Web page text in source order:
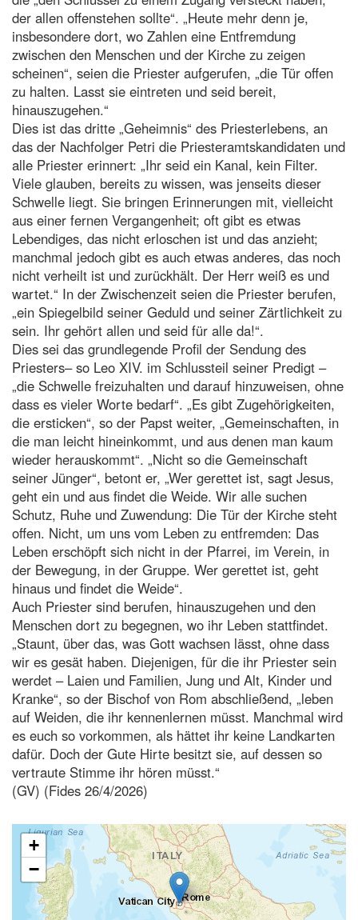
der allen offenstehen sollte“. „Heute mehr denn je,
insbesondere dort, wo Zahlen eine Entfremdung
zwischen den Menschen und der Kirche zu zeigen
scheinen“, seien die Priester aufgerufen, „die Tür offen
zu halten. Lasst sie eintreten und seid bereit,
hinauszugehen.“
Dies ist das dritte „Geheimnis“ des Priesterlebens, an
das der Nachfolger Petri die Priesteramtskandidaten und
alle Priester erinnert: „Ihr seid ein Kanal, kein Filter.
Viele glauben, bereits zu wissen, was jenseits dieser
Schwelle liegt. Sie bringen Erinnerungen mit, vielleicht
aus einer fernen Vergangenheit; oft gibt es etwas
Lebendiges, das nicht erloschen ist und das anzieht;
manchmal jedoch gibt es auch etwas anderes, das noch
nicht verheilt ist und zurückhält. Der Herr weiß es und
wartet.“ In der Zwischenzeit seien die Priester berufen,
„ein Spiegelbild seiner Geduld und seiner Zärtlichkeit zu
sein. Ihr gehört allen und seid für alle da!“.
Dies sei das grundlegende Profil der Sendung des
Priesters– so Leo XIV. im Schlussteil seiner Predigt –
„die Schwelle freizuhalten und darauf hinzuweisen, ohne
dass es vieler Worte bedarf“. „Es gibt Zugehörigkeiten,
die ersticken“, so der Papst weiter, „Gemeinschaften, in
die man leicht hineinkommt, und aus denen man kaum
wieder herauskommt“. „Nicht so die Gemeinschaft
seiner Jünger“, betont er, „Wer gerettet ist, sagt Jesus,
geht ein und aus findet die Weide. Wir alle suchen
Schutz, Ruhe und Zuwendung: Die Tür der Kirche steht
offen. Nicht, um uns vom Leben zu entfremden: Das
Leben erschöpft sich nicht in der Pfarrei, im Verein, in
der Bewegung, in der Gruppe. Wer gerettet ist, geht
hinaus und findet die Weide“.
Auch Priester sind berufen, hinauszugehen und den
Menschen dort zu begegnen, wo ihr Leben stattfindet.
„Staunt, über das, was Gott wachsen lässt, ohne dass
wir es gesät haben. Diejenigen, für die ihr Priester sein
werdet – Laien und Familien, Jung und Alt, Kinder und
Kranke“, so der Bischof von Rom abschließend, „leben
auf Weiden, die ihr kennenlernen müsst. Manchmal wird
es euch so vorkommen, als hättet ihr keine Landkarten
dafür. Doch der Gute Hirte besitzt sie, auf dessen so
vertraute Stimme ihr hören müsst.“
(GV) (Fides 26/4/2026)
+
−